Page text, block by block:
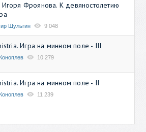
Игоря Фроянова. К девяностолетию
Шульгин 9 048
Игра на минном поле - III
10 279
Игра на минном поле - II
11 239